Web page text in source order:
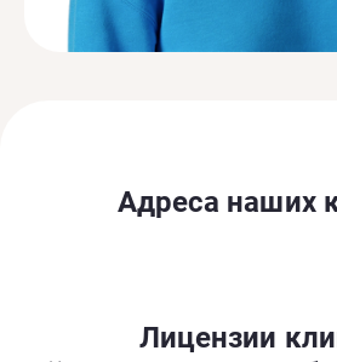
Адреса наших
Лицензии